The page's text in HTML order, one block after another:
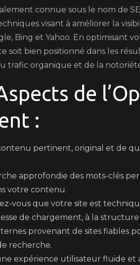
connue sous le nom de
visant à améliorer la
Bing et Yahoo. En optimisant
soit bien positionné dans les
organique et de la
de
:
pertinent, original et de
approfondie des mots-clés
votre contenu.
vous que votre site est
de chargement, à la structure
provenant de sites fiables
recherche.
expérience utilisateur fluide et